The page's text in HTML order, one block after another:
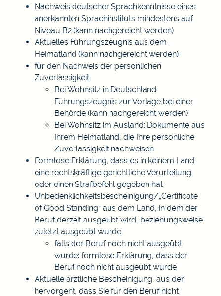
Nachweis deutscher Sprachkenntnisse eines
anerkannten Sprachinstituts mindestens auf
Niveau B2 (kann nachgereicht werden)
Aktuelles Führungszeugnis aus dem
Heimatland (kann nachgereicht werden)
für den Nachweis der persönlichen
Zuverlässigkeit:
Bei Wohnsitz in Deutschland:
Führungszeugnis zur Vorlage bei einer
Behörde (kann nachgereicht werden)
Bei Wohnsitz im Ausland: Dokumente aus
Ihrem Heimatland, die Ihre persönliche
Zuverlässigkeit nachweisen
Formlose Erklärung, dass es in keinem Land
eine rechtskräftige gerichtliche Verurteilung
oder einen Strafbefehl gegeben hat
Unbedenklichkeitsbescheinigung/„Certificate
of Good Standing“ aus dem Land, in dem der
Beruf derzeit ausgeübt wird, beziehungsweise
zuletzt ausgeübt wurde;
falls der Beruf noch nicht ausgeübt
wurde: formlose Erklärung, dass der
Beruf noch nicht ausgeübt wurde
Aktuelle ärztliche Bescheinigung, aus der
hervorgeht, dass Sie für den Beruf nicht